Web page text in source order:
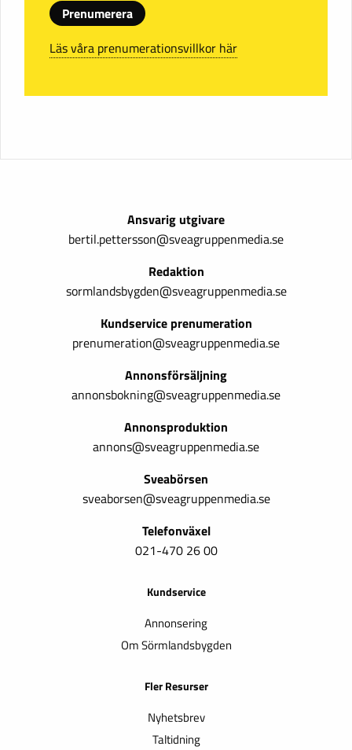
Prenumerera
Läs våra prenumerationsvillkor här
Ansvarig utgivare
bertil.pettersson@sveagruppenmedia.se
Redaktion
sormlandsbygden@sveagruppenmedia.se
Kundservice prenumeration
prenumeration@sveagruppenmedia.se
Annonsförsäljning
annonsbokning@sveagruppenmedia.se
Annonsproduktion
annons@sveagruppenmedia.se
Sveabörsen
sveaborsen@sveagruppenmedia.se
Telefonväxel
021-470 26 00
Kundservice
Annonsering
Om Sörmlandsbygden
Fler Resurser
Nyhetsbrev
Taltidning